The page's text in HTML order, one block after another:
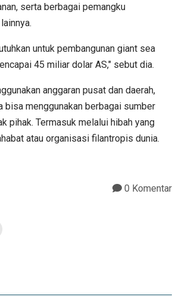
serta berbagai pemangku
untuk pembangunan giant sea
45 miliar dolar AS," sebut dia.
anggaran pusat dan daerah,
bisa menggunakan berbagai sumber
pihak. Termasuk melalui hibah yang
atau organisasi filantropis dunia.
0 Komentar